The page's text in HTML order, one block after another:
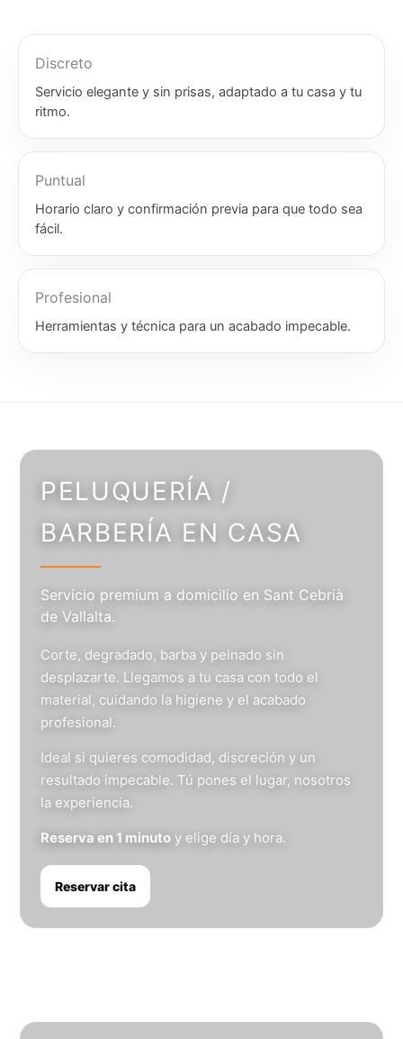
Discreto
Servicio elegante y sin prisas, adaptado a tu casa y tu
ritmo.
Puntual
Horario claro y confirmación previa para que todo sea
fácil.
Profesional
Herramientas y técnica para un acabado impecable.
PELUQUERÍA /
BARBERÍA EN CASA
Servicio premium a domicilio en Sant Cebrià
de Vallalta.
Corte, degradado, barba y peinado sin
desplazarte. Llegamos a tu casa con todo el
material, cuidando la higiene y el acabado
profesional.
Ideal si quieres comodidad, discreción y un
resultado impecable. Tú pones el lugar, nosotros
la experiencia.
Reserva en 1 minuto y elige día y hora.
Reservar cita